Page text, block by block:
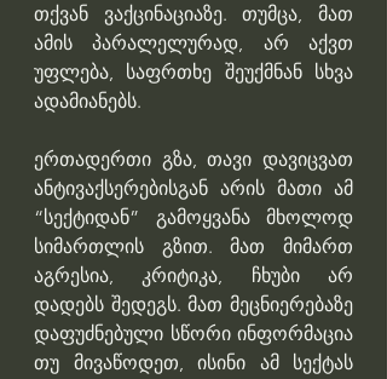
თქვან ვაქცინაციაზე. თუმცა, მათ
ამის პარალელურად, არ აქვთ
უფლება, საფრთხე შეუქმნან სხვა
ადამიანებს.
ერთადერთი გზა, თავი დავიცვათ
ანტივაქსერებისგან არის მათი ამ
“სექტიდან” გამოყვანა მხოლოდ
სიმართლის გზით. მათ მიმართ
აგრესია, კრიტიკა, ჩხუბი არ
დადებს შედეგს. მათ მეცნიერებაზე
დაფუძნებული სწორი ინფორმაცია
თუ მივაწოდეთ, ისინი ამ სექტას